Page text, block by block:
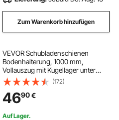
Zum Warenkorb hinzufügen
VEVOR Schubladenschienen
Bodenhalterung, 1000 mm,
Vollauszug mit Kugellager unter
Treppenschrankschienen, 117 kg
Tragkraft, Unterschienen für
Treppenschrankgleiter, zum
Selbstaustausch, schwarz
(172)
4690€
Auf Lager.